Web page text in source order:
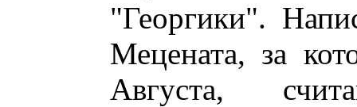
"Георгики".
Мецената, за
Августа,